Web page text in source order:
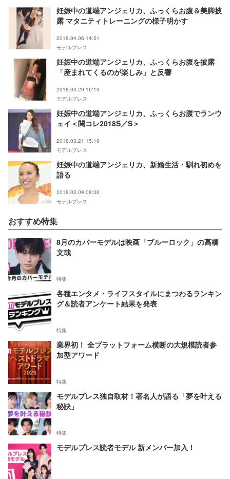
妊娠中の道端アンジェリカ、ふっくらお腹＆美脚披
露 マタニティトレーニングの様子明かす
2018.04.06 14:51
モデルプレス
妊娠中の道端アンジェリカ、ふっくらお腹を披露
「産まれてくるのが楽しみ」と反響
2018.03.29 16:19
モデルプレス
妊娠中の道端アンジェリカ、ふっくらお腹でランウ
ェイ＜関コレ2018S／S＞
2018.03.21 15:19
モデルプレス
妊娠中の道端アンジェリカ、新婚生活・馴れ初めを
語る
2018.03.09 08:36
モデルプレス
おすすめ特集
8月のカバーモデルは映画「ブルーロック」の高橋
文哉
特集
各種エンタメ・ライフスタイルにまつわるランキン
グ＆読者アンケート結果を発表
特集
業界初！ 全プラットフォーム横断の大規模読者参
加型アワード
特集
モデルプレス独自取材！著名人が語る「夢を叶える
秘訣」
特集
モデルプレス読者モデル 新メンバー加入！